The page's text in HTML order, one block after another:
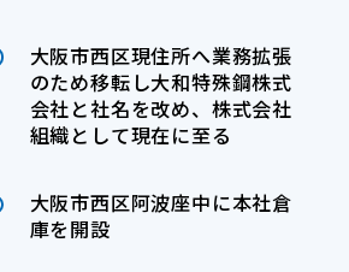
大阪市西区現住所へ業務拡張
のため移転し大和特殊鋼株式
会社と社名を改め、株式会社
組織として現在に至る
大阪市西区阿波座中に本社倉
庫を開設